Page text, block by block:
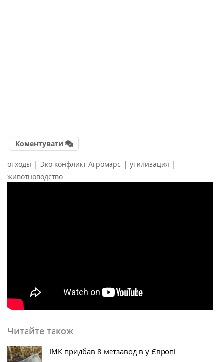
Коментувати
отходы | Эко-конфликт Агромарс | утилизация |
животноводство
Читайте також
ІМК придбав 8 метзаводів у Європі